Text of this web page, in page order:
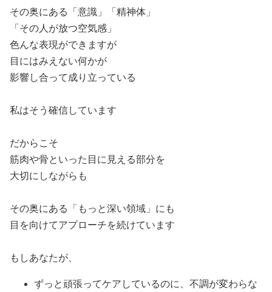
その奥にある「意識」「精神体」
「その人が放つ空気感」
色んな表現ができますが
目にはみえない何かが
影響し合って成り立っている
私はそう確信しています
だからこそ
筋肉や骨といった目に見える部分を
大切にしながらも
その奥にある「もっと深い領域」にも
目を向けてアプローチを続けています
もしあなたが、
ずっと頑張ってケアしているのに、不調が変わらな